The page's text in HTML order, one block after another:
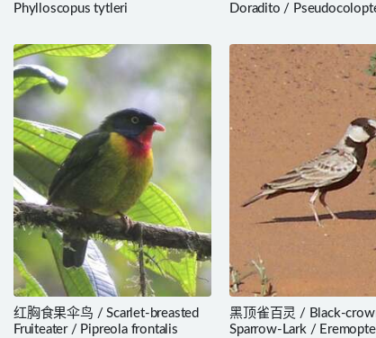
Phylloscopus tytleri
Doradito /
红胸食果伞鸟 / Scarlet-breasted
Fruiteater / Pipreola frontalis
黑顶雀百灵 / Black-
Sparrow-Lark /